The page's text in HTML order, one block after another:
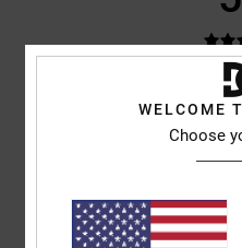
16. mayo 2026
Relación calidad-
Recomiendo este producto
WELCOME
Choose